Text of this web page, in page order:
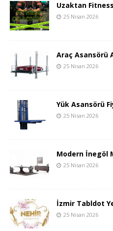
Uzaktan
25 Nisan 2026
Araç Asansörü
25 Nisan 2026
Yük Asansörü
25 Nisan 2026
Modern İnegöl
25 Nisan 2026
İzmir Tabldot
25 Nisan 2026